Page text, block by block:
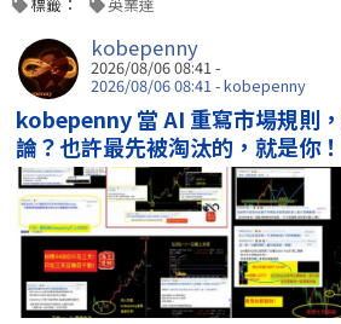
kobepenny
2026/08/06 08:41 -
2026/08/06 08:41 - kobepenny
kobepenny 當 AI 重寫市場規則
論？也許最先被淘汰的，就是你！